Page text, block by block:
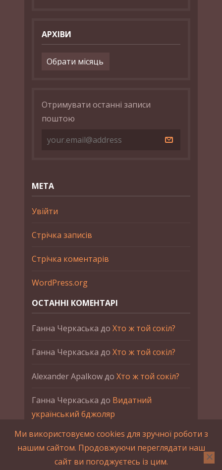
АРХІВИ
Архіви
Отримувати останні записи
поштою
МЕТА
Увійти
Стрічка записів
Стрічка коментарів
WordPress.org
ОСТАННІ КОМЕНТАРІ
Ганна Черкаська до Хто ж той сокіл?
Ганна Черкаська до Хто ж той сокіл?
Alexander Apalkowдо Хто ж той сокіл?
Ганна Черкаська до Видатний
український бджоляр
Ганна ЧеркаськадоПетро Франко
2015-2023 © UAHistory Всі права застережено.
Ми використовуємо cookies для зручної роботи з
нашим сайтом. Продовжуючи переглядати наш
сайт ви погоджуєтесь із цим.